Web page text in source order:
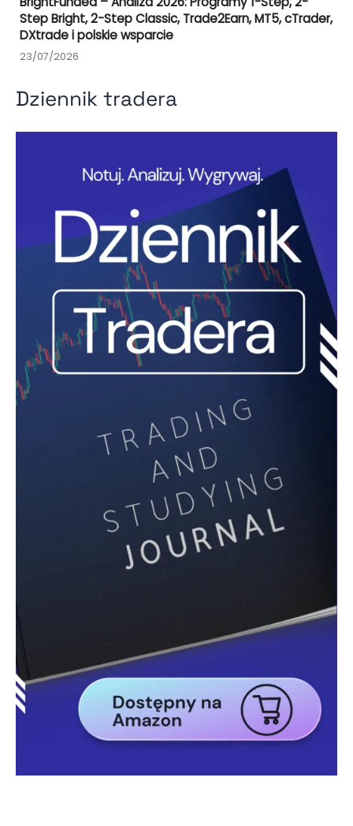
Step Bright, 2-Step Classic, Trade2Earn, MT5, cTrader,
DXtrade i polskie wsparcie
23/07/2026
Dziennik tradera